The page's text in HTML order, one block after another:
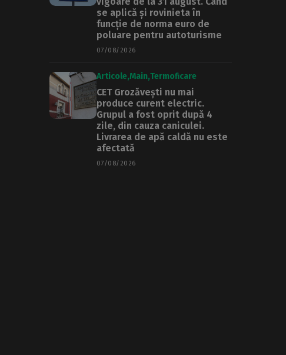
se aplică și rovinieta în
funcție de norma euro de
poluare pentru autoturisme
07/08/2026
Articole Main Termoficare
CET Grozăvești nu mai
produce curent electric.
Grupul a fost oprit după 4
zile, din cauza caniculei.
Livrarea de apă caldă nu este
afectată
07/08/2026